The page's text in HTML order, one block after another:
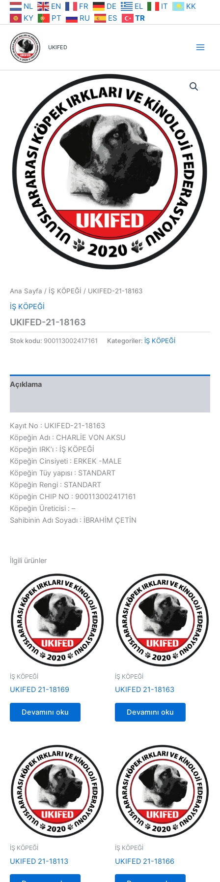
İçeriğe NL EN FR DE EL IT
KK
KY
PT RU ES TR
UKIFED
Ana Sayfa / İŞ KÖPEĞİ / UKIFED-21-18163
İŞ KÖPEĞİ
UKIFED-21-18163
Stok kodu: 900113002417161 Kategoriler: İŞ KÖPEĞİ
Açıklama
Kayıt No : UKIFED-21-18163
Köpeğin Adı : CHARLİE VON AKSU
Köpeğin IRK’ı : İŞ KÖPEĞİ
Köpeğin Cinsiyeti : ERKEK -MALE
Köpeğin Tüy yapısı : STANDART
Köpeğin Rengi : STANDART
Köpeğin CHIP NO : 900113002417161
Köpeğin Üreticisi : –
Sahibinin Adı Soyadı : İBRAHİM ÇETİN
İlgili ürünler
İŞ KÖPEĞİ
UKIFED 21-18169
Devamını oku
İŞ KÖPEĞİ
UKIFED 21-18163
Devamını oku
İŞ KÖPEĞİ
UKIFED 21-18113
İŞ KÖPEĞİ
UKIFED 21-18166